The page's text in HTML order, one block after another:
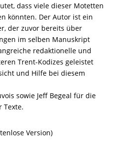
dass viele dieser Motetten
könnten. Der Autor ist ein
der zuvor bereits über
im selben Manuskript
redaktionelle und
Trent-Kodizes geleistet
und Hilfe bei diesem
sowie Jeff Begeal für die
Texte.
Version)